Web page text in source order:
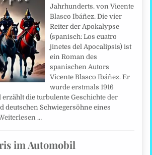
Jahrhunderts. von Vicente
Blasco Ibáñez. Die vier
Reiter der Apokalypse
(spanisch: Los cuatro
jinetes del Apocalipsis) ist
ein Roman des
spanischen Autors
Vicente Blasco Ibáñez. Er
wurde erstmals 1916
die turbulente Geschichte der
deutschen Schwiegersöhne eines
…
im Automobil